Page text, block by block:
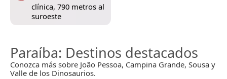
clínica, 790 metros al
suroeste
Paraíba: Destinos destacados
Conozca más sobre João Pessoa, Campina Grande, Sousa y
Valle de los Dinosaurios.